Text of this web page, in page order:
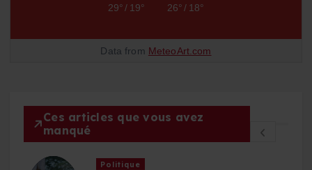
29° / 19° 26° / 18°
Data from MeteoArt.com
Ces articles que vous avez
manqué
Politique